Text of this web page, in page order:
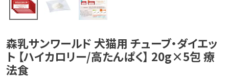
森乳サンワールド 犬猫用 チューブ・ダイエッ
ト 【ハイカロリー/高たんぱく】 20g×5包 療
法食